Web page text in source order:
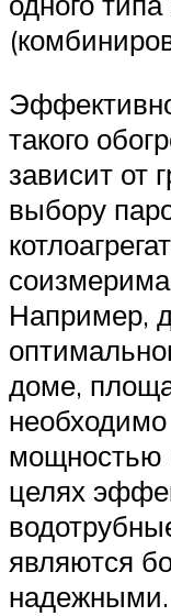
такого
зависит от
выбору
Например,
доме,
необходимо
мощностью
целях
являются
надежными.